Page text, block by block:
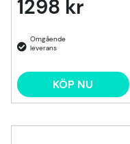
1298 kr
KÖP NU